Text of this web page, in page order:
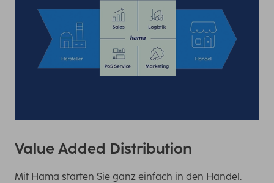
Value Added Distribution
Mit Hama starten Sie ganz einfach in den Handel.